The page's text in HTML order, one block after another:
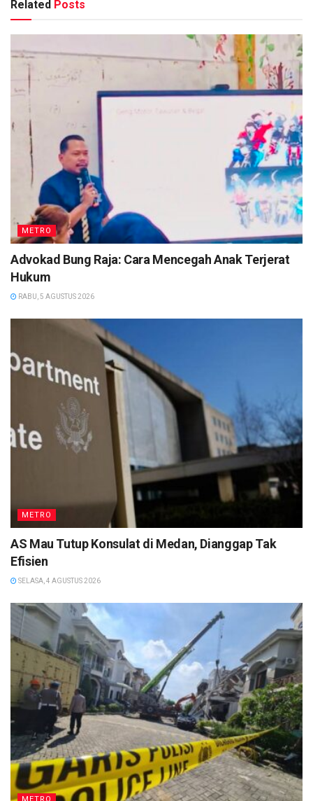
Related Posts
METRO
Advokad Bung Raja: Cara Mencegah Anak Terjerat
Hukum
RABU, 5 AGUSTUS 2026
METRO
AS Mau Tutup Konsulat di Medan, Dianggap Tak
Efisien
SELASA, 4 AGUSTUS 2026
METRO